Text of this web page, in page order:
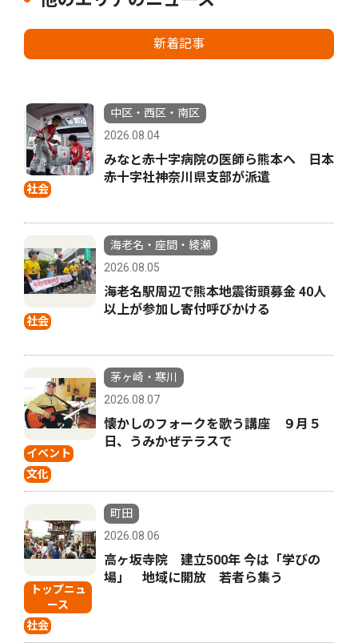
新着記事
社会
中区・西区・南区
2026.08.04
みなと赤十字病院の医師ら熊本へ 日本
赤十字社神奈川県支部が派遣
社会
海老名・座間・綾瀬
2026.08.05
海老名駅周辺で熊本地震街頭募金 40人
以上が参加し寄付呼びかける
イベント
文化
茅ヶ崎・寒川
2026.08.07
懐かしのフォークを歌う講座 ９月５
日、うみかぜテラスで
トップニュ
ース
社会
町田
2026.08.06
高ヶ坂寺院 建立500年 今は「学びの
場」 地域に開放 若者ら集う